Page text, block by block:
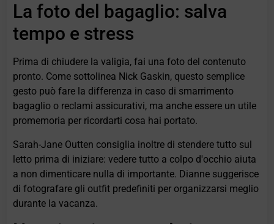
La foto del bagaglio: salva
tempo e stress
Prima di chiudere la valigia, fai una foto del contenuto
pronto. Come sottolinea Nick Gaskin, questo semplice
gesto può fare la differenza in caso di smarrimento
bagaglio o reclami assicurativi, ma anche essere un utile
promemoria per ricordarti cosa hai portato.
Sarah-Jane Outten consiglia inoltre di stendere tutto sul
letto prima di iniziare: vedere tutto a colpo d'occhio aiuta
a non dimenticare nulla di importante. Dianne suggerisce
di fotografare gli outfit predefiniti per organizzarsi meglio
durante la vacanza.